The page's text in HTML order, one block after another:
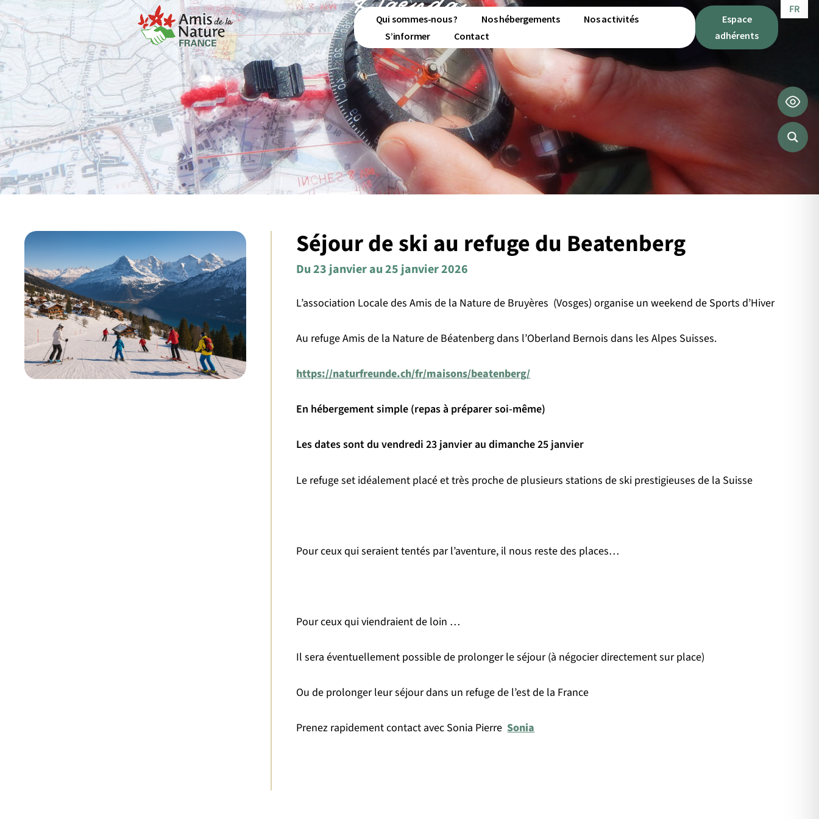
Qui sommes-nous ? Nos hébergements
Nos activités
S’informer
Contact
Espace
adhérents
FR
Séjour de ski au refuge du Beatenberg
Du 23 janvierau 25 janvier 2026
L’association Locale des Amis de la Nature de Bruyères (Vosges) organise un weekend de Sports d’Hiver
Au refuge Amis de la Nature de Béatenberg dans l’Oberland Bernois dans les Alpes Suisses.
https://naturfreunde.ch/fr/maisons/beatenberg/
En hébergement simple (repas à préparer soi-même)
Les dates sont du vendredi 23 janvier au dimanche 25 janvier
Le refuge set idéalement placé et très proche de plusieurs stations de ski prestigieuses de la Suisse
Pour ceux qui seraient tentés par l’aventure, il nous reste des places…
Pour ceux qui viendraient de loin …
Il sera éventuellement possible de prolonger le séjour (à négocier directement sur place)
Ou de prolonger leur séjour dans un refuge de l’est de la France
Prenez rapidement contact avec Sonia PierreSonia